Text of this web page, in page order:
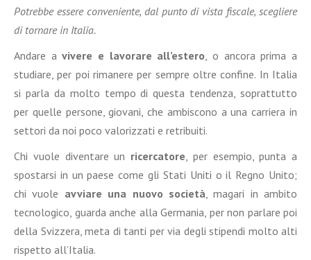
Potrebbe essere conveniente, dal punto di vista fiscale, scegliere
di tornare in Italia.
Andare avivere e lavorare all’estero, o ancora prima a
studiare, per poi rimanere per sempre oltre confine. In Italia
si parla da molto tempo di questa tendenza, soprattutto
per quelle persone, giovani, che ambiscono a una carriera in
settori da noi poco valorizzati e retribuiti.
Chi vuole diventare un ricercatore, per esempio, punta a
spostarsi in un paese come gli Stati Uniti o il Regno Unito;
chi vuole avviare una nuovo società, magari in ambito
tecnologico, guarda anche alla Germania, per non parlare poi
della Svizzera, meta di tanti per via degli stipendi molto alti
rispetto all’Italia.